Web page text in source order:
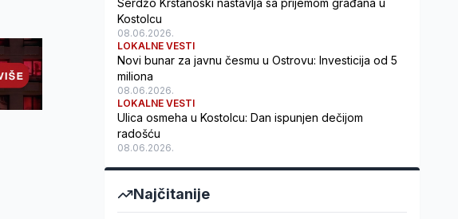
Serdžo Krstanoski nastavlja sa prijemom građana u
Kostolcu
08.06.2026.
LOKALNE VESTI
Novi bunar za javnu česmu u Ostrovu: Investicija od 5
miliona
08.06.2026.
LOKALNE VESTI
Ulica osmeha u Kostolcu: Dan ispunjen dečijom
radošću
08.06.2026.
Najčitanije